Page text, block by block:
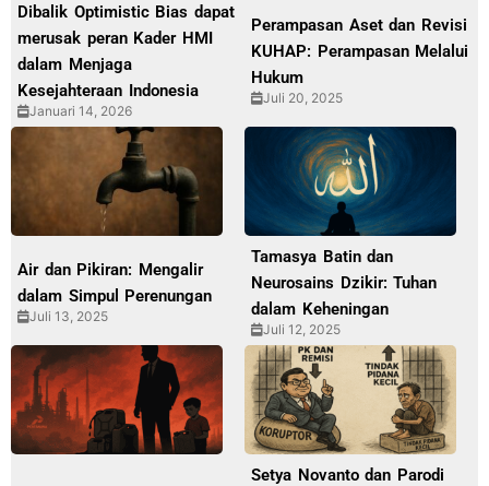
Dibalik Optimistic Bias dapat
merusak peran Kader HMI
dalam Menjaga
Kesejahteraan Indonesia
Januari 14, 2026
Perampasan Aset dan Revisi
KUHAP: Perampasan Melalui
Hukum
Juli 20, 2025
Air dan Pikiran: Mengalir
dalam Simpul Perenungan
Juli 13, 2025
Tamasya Batin dan
Neurosains Dzikir: Tuhan
dalam Keheningan
Juli 12, 2025
Setya Novanto dan Parodi